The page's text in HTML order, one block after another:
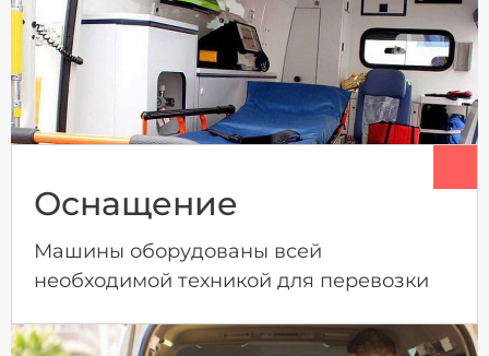
Оснащение
Машины оборудованы всей
необходимой техникой для перевозки